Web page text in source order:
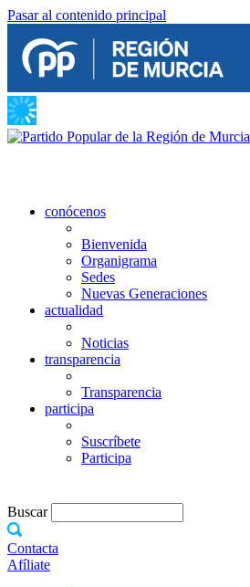
Pasar al contenido principal
conócenos
Bienvenida
Organigrama
Sedes
Nuevas Generaciones
actualidad
Noticias
transparencia
Transparencia
participa
Suscríbete
Participa
Buscar
Contacta
Afíliate